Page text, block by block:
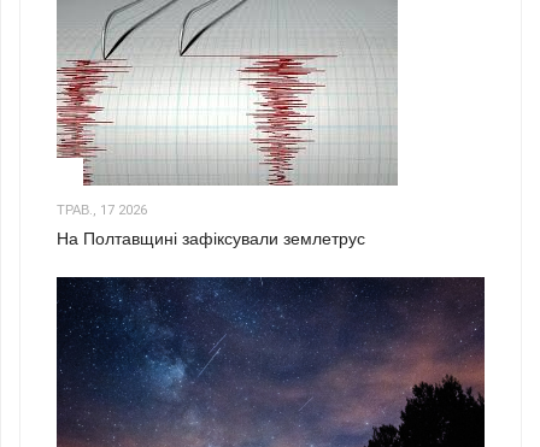
ТРАВ., 17 2026
На Полтавщині зафіксували землетрус